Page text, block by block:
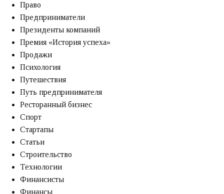
Право
Предприниматели
Президенты компаний
Премия «‎История успеха»‎
Продажи
Психология
Путешествия
Путь предпринимателя
Ресторанный бизнес
Спорт
Стартапы
Статьи
Строительство
Технологии
Финансисты
Финансы